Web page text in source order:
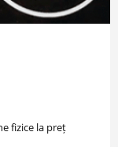
fizice la preț